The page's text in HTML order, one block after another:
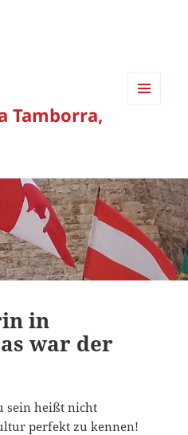
Tamborra,
in
war der
sein heißt nicht
perfekt zu kennen!